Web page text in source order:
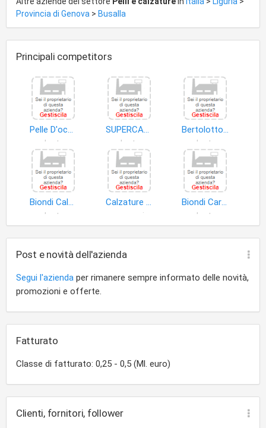
Provincia di Genova > Busalla
Principali competitors
Pelle D'oca di Meattini Paola
calzature
SUPERCALZATURE DI DE GIOVANNINI PAOLO ANACLETO e C
calzature
Bertolotto Angela
calzature
Biondi Calzature Uomo Donna Bambino
calzature
Calzature di Alessandro Aldisi
Biondi Carolina
calzature
Post e novità dell'azienda
Segui l'azienda per rimanere sempre informato delle novità,
promozioni e offerte.
Fatturato
Classe di fatturato: 0,25 - 0,5 (Ml. euro)
Clienti, fornitori, follower